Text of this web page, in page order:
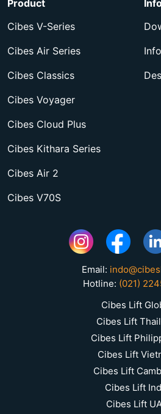
Product
Cibes V-Series
Cibes Air Series
Cibes Classics
Cibes Voyager
Cibes Cloud Plus
Cibes Kithara Series
Cibes Air 2
Cibes V70S
Email:
Hotline: (021)
Cibes Lift
Cibes Lift
Cibes Lift
Cibes Lift
Cibes Lift
Cibes Lift
Cibes Lift